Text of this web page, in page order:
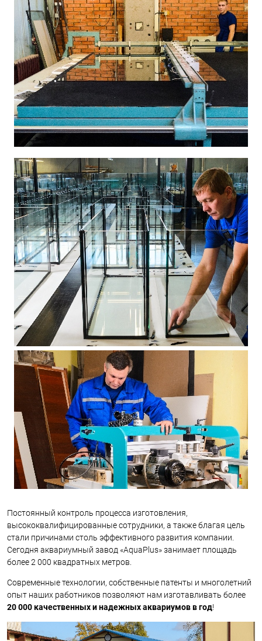
Постоянный контроль процесса изготовления,
высококвалифицированные сотрудники, а также благая цель
стали причинами столь эффективного развития компании.
Сегодня аквариумный завод «AquaPlus» занимает площадь
более 2 000 квадратных метров.
Современные технологии, собственные патенты и многолетний
опыт наших работников позволяют нам изготавливать более
20 000 качественных и надежных аквариумов в год!